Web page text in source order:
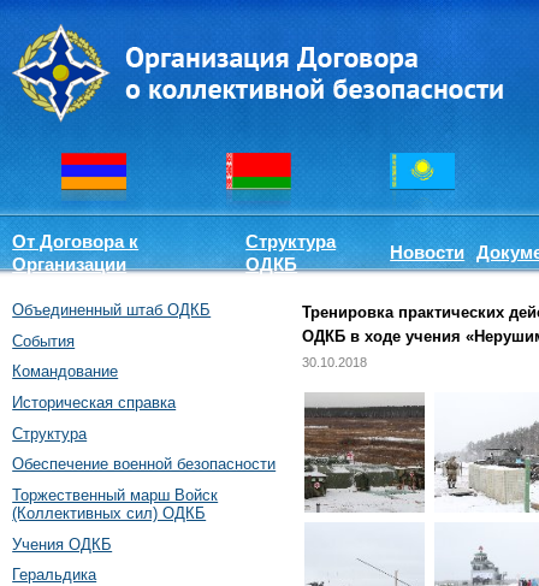
От Договора к
Организации
Структура
ОДКБ
Новости
Объединенный штаб ОДКБ
События
Командование
Историческая справка
Структура
Обеспечение военной безопасности
Торжественный марш Войск
(Коллективных сил) ОДКБ
Учения ОДКБ
Геральдика
Тренировка практических
ОДКБ в ходе учения
30.10.2018